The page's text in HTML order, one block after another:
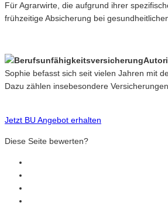
Für Agrarwirte, die aufgrund ihrer
frühzeitige Absicherung bei
Sophie befasst sich seit vielen Jahren mit
Dazu zählen insebesondere
Jetzt BU Angebot erhalten
Diese Seite bewerten?